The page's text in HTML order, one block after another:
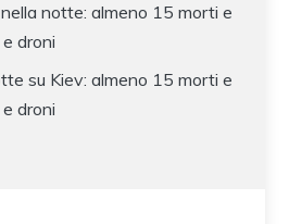
notte: almeno 15 morti e
droni
su Kiev: almeno 15 morti e
droni